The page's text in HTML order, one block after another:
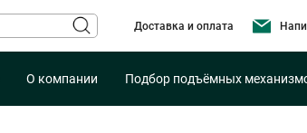
Доставка и оплата
О компании Подбор подъёмных